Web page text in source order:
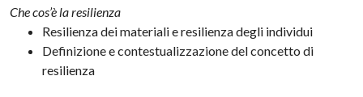
Che cos’è la resilienza
Resilienza dei materiali e resilienza degli individui
Definizione e contestualizzazione del concetto di
resilienza